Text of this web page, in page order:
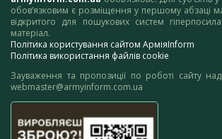
обов’язковим є розміщення у першому абзаці
відкритого для пошукових систем
матеріал.
Політика користування сайтом АрміяInform
Політика використання файлів cookie
Зауваження та пропозиції по роботі сайту
webmaster@armyinform.com.ua